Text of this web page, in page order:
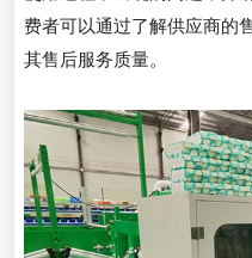
费者可以通过了解供应商的
其售后服务质量。